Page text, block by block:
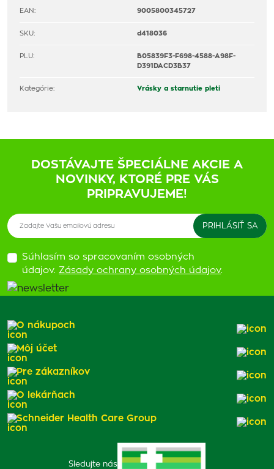
EAN: 9005800345727
SKU: d418036
PLU:
B05839F3-F698-4588-A98F-
D391DACD3B37
Kategórie: Vrásky a starnutie pleti
DOSTÁVAJTE ŠPECIÁLNE AKCIE A
NOVINKY, KTORÉ PRE VÁS
PRIPRAVUJEME!
Súhlasím so spracovaním osobných
údajov. Zásady ochrany osobných údajov.
Sledujte nás
O nákupoch
Môj účet
Pre zákazníkov
O lekárňach
Schneider Health Care Group